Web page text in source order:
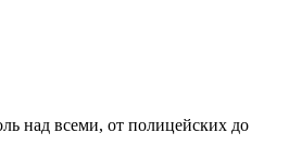
над всеми, от полицейских до